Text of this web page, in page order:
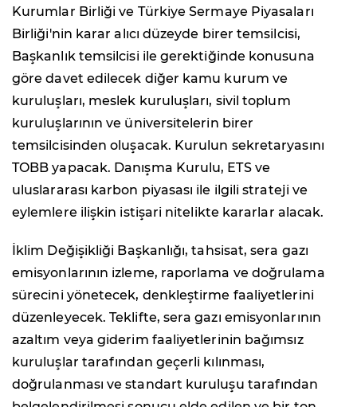
Kurumlar Birliği ve Türkiye Sermaye Piyasaları
Birliği'nin karar alıcı düzeyde birer temsilcisi,
Başkanlık temsilcisi ile gerektiğinde konusuna
göre davet edilecek diğer kamu kurum ve
kuruluşları, meslek kuruluşları, sivil toplum
kuruluşlarının ve üniversitelerin birer
temsilcisinden oluşacak. Kurulun sekretaryasını
TOBB yapacak. Danışma Kurulu, ETS ve
uluslararası karbon piyasası ile ilgili strateji ve
eylemlere ilişkin istişari nitelikte kararlar alacak.
İklim Değişikliği Başkanlığı, tahsisat, sera gazı
emisyonlarının izleme, raporlama ve doğrulama
sürecini yönetecek, denkleştirme faaliyetlerini
düzenleyecek. Teklifte, sera gazı emisyonlarının
azaltım veya giderim faaliyetlerinin bağımsız
kuruluşlar tarafından geçerli kılınması,
doğrulanması ve standart kuruluşu tarafından